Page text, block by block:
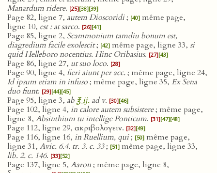
Manardum ridere. [25][38][39]
Page 82, ligne 7, autem Dioscoridi; [40] même page,
ligne 10, est : at sarco. [26][41]
Page 85, ligne 2, Scammonium tamdiu bonum est,
diagredium facile exolescit; [42] même page, ligne 33, si
quid Helleboro nocentius. Hinc Oribasius. [27][43]
Page 86, ligne 27, ut suo loco. [28]
Page 90, ligne 4, fieri aiunt per acc. ; même page, ligne 24,
Id ipsum etiam in infuso; même page, ligne 35, Ex Sena
duo fiunt. [29][44][45]
Page 95, ligne 3, ab℥ ij. ad v. [30][46]
Page 102, ligne 4, in calore autem subsistere; même page,
ligne 8, Absinthium tu intellige Ponticum. [31][47][48]
Page 112, ligne 29, ακριβολογειν. [32][49]
Page 116, ligne 16, in Ruellium, qui; [50] même page,
ligne 31, Avic. 6.4. tr. 3. c. 33; [51] même page, ligne 33,
lib. 2. c. 146. [33][52]
Page 137, ligne 5, Aaron; même page, ligne 8,